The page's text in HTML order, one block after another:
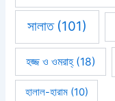
সালাত(101)
হজ্জ ও ওমরাহ্‌(18)
হালাল-হারাম(10)